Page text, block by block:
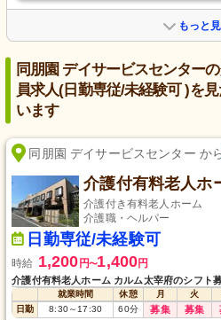
もっと
同朋園 デイサービスセンター
員求人(日勤専従/未経験可 )を
います
同朋園 デイサービスセンター か
介護付有料老人ホ
介護付き有料老人ホーム
介護職・ヘルパー
日勤専従/未経験可
時給 1,200 円〜1,400円
介護付有料老人ホーム カルム太宰府のシフト
就業時間 休憩 月 火
日勤
8:30～17:30 60分 募集 募集